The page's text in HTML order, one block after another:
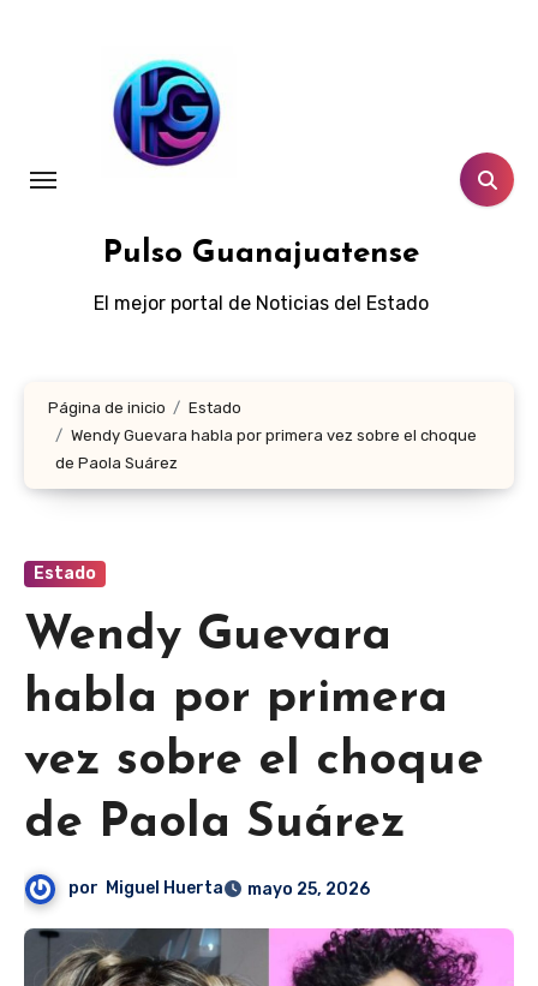
Pulso Guanajuatense
El mejor portal de Noticias del Estado
Página de inicio
Estado
Wendy Guevara habla por primera vez sobre el choque
de Paola Suárez
Estado
Wendy Guevara
habla por primera
vez sobre el choque
de Paola Suárez
por Miguel Huerta mayo 25, 2026